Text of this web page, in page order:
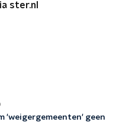
ster.nl
'weigergemeenten' geen